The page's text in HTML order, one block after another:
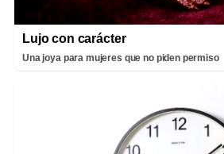
Lujo con carácter
Una joya para mujeres que no piden permiso